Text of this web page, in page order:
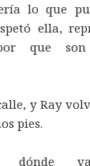
lo que
ella,
por que
y Ray
pies.